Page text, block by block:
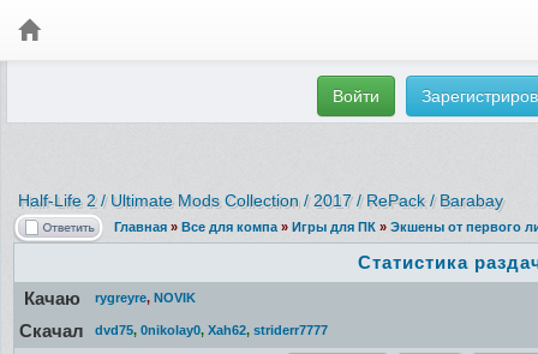
Войти
Half-Life 2 / Ultimate Mods Collection / 2017 / RePack / Barabay
Главная » Все для компа » Игры для ПК » Экшены от первого
Статистика
Качаю
rygreyre, NOVIK
Скачал dvd75, 0nikolay0, Xah62, striderr7777